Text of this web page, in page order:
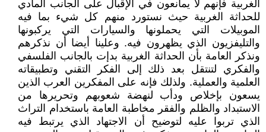
الغربية فإنهم لا يمانعون في الإقبال على الجانب المادي
للحداثة الغربية حيث نستورد منهم كل شيء بما فيه
الموبيلات التي يحملونها والسيارات التي يركبونها
والتليفزيون الذي يظهرون فيه. وعلينا أيضا أن نذكرهم
ونذكر العامة بأن الحداثة الغربية بدإت بالجانب الفلسفي
والفكري لتنتقل بعد ذلك إلى الفكر التقني وتطبيقاته
العلمية والعملية. ولذلك فإنه على المفكرين العرب الذين
يسعون بإخلاص ودأب لنهضة شعوبهم وتحريرها من
الاستبداد والظلم والفقر مخاطبة العامة باستخدام التراث
الذي تربوا عليه لتوضيح أن الاجتهاد الذي يرتبط فيه